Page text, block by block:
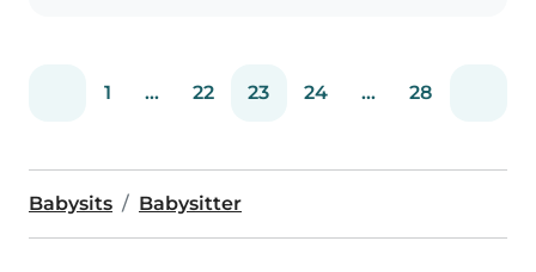
1 ... 22 23 24 ... 28
Babysits Babysitter